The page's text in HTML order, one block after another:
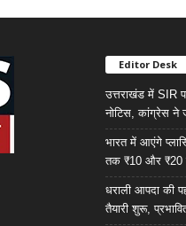
Editor Desk
उत्तराखंड में SIR
नोटिस, कांग्रेस ने
भारत में आएंगे
तक ₹10 और ₹20 के
धराली आपदा की
तैयारी शुरू,